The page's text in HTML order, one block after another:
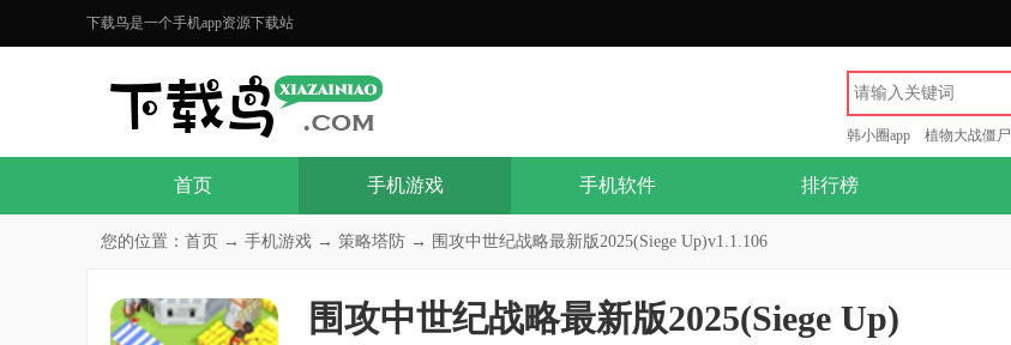
下载鸟是一个手机app资源下载站
韩小圈app 植物大战僵尸
首页 手机游戏 手机软件 排行榜
您的位置： 首页 → 手机游戏 → 策略塔防 → 围攻中世纪战略最新版2025(Siege Up)v1.1.106
围攻中世纪战略最新版2025(Siege Up)